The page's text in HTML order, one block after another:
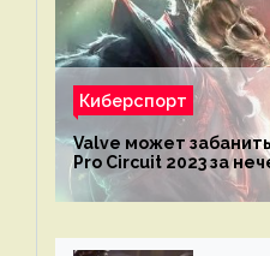
Киберспорт
Valve может
Pro Circuit 2023 за